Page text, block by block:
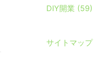
DIY開業 (59)
サイトマップ